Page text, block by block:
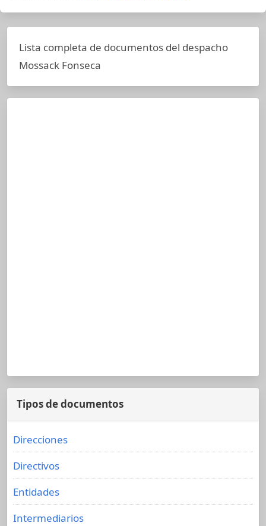
Lista completa de documentos del despacho
Mossack Fonseca
Tipos de documentos
Direcciones
Directivos
Entidades
Intermediarios